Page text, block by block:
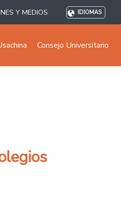
Y MEDIOS IDIOMAS
Consejo Universitario